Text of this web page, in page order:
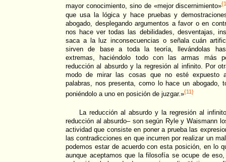
mayor conocimiento, sino de «mejor discernimiento»
que usa la lógica y hace pruebas y
abogado, desplegando argumentos a favor o en
nos hace ver todas las debilidades, desventajas,
saca a la luz inconsecuencias o señala cuán
sirven de base a toda la teoría, llevándolas
extremas, haciéndolo todo con las armas más
reducción al absurdo y la regresión al infinito. Por
modo de mirar las cosas que no esté expuesto
palabras, nos presenta, como lo hace un abogado,
poniéndolo a uno en posición de juzgar.»{11}
La reducción al absurdo y la regresión al
reducción al absurdo– son según Ryle y Waismann
actividad que consiste en poner a prueba las
las contradicciones en que incurren por realizar un
podemos estar de acuerdo con esta posición, en lo
aunque aceptamos que la filosofía se ocupe de